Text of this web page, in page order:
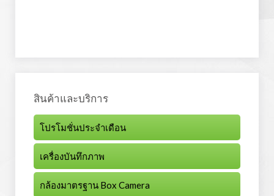
สินค้าและบริการ
โปรโมชั่นประจำเดือน
เครื่องบันทึกภาพ
กล้องมาตรฐาน Box Camera